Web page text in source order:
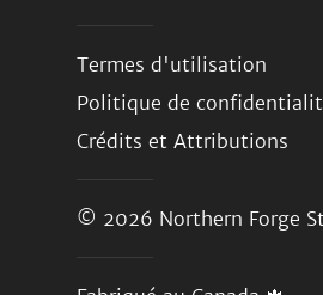
Termes d'utilisation
Politique de
Crédits et Attributions
© 2026 Northern Forge